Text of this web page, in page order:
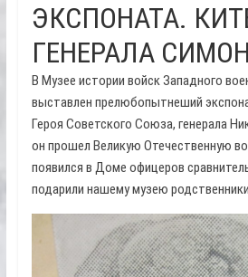
ЭКСПОНАТА.
ГЕНЕРАЛА
В Музее истории войск Западного
выставлен прелюбопытнеший
Героя Советского Союза, генерала
он прошел Великую Отечественную
появился в Доме офицеров
подарили нашему музею